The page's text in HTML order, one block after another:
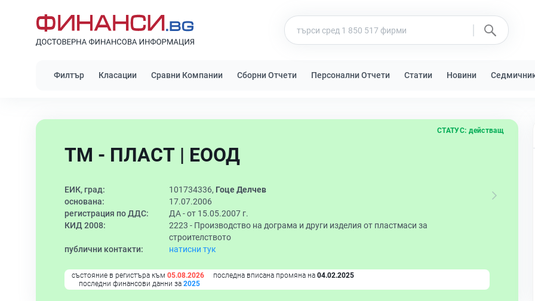
Филтър Класации Сравни Компании Сборни Отчети Персонални Отчети Статии Новини
ТМ - ПЛАСТ | ЕООД
СТАТУС: действащ
ЕИК, град: 101734336, Гоце Делчев
основана:
17.07.2006
регистрация по ДДС:
ДА - от 15.05.2007 г.
КИД 2008:
2223 - Производство на дограма и други изделия от пластмаси за
строителството
публични контакти:
натисни тук
състояние в регистъра към 05.08.2026 последна вписана промяна на 04.02.2025
последни финансови данни за 2025